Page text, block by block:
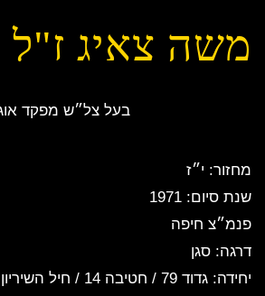
משה צאיג ז"ל
בעל צל״ש מפקד
מחזור: י״ז
שנת סיום: 1971
פנמ״צ חיפה
דרגה: סגן
יחידה: גדוד 79 / חטיבה 14 / חיל השיריון